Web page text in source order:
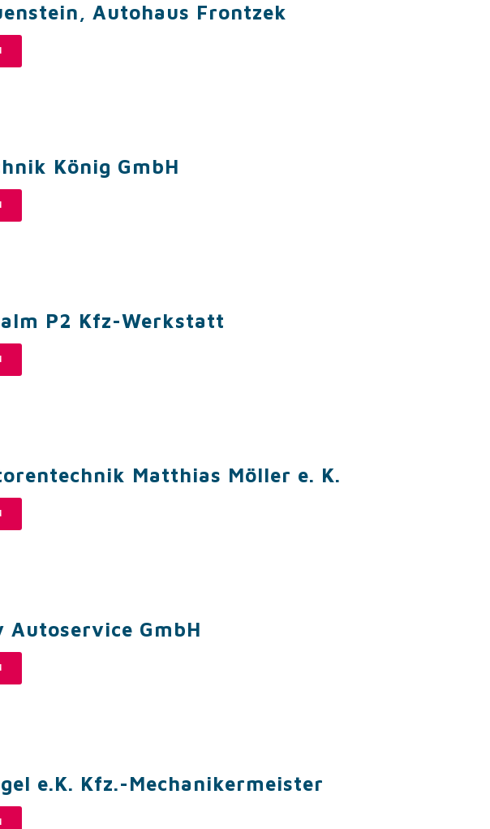
Autohaus Frontzek
König GmbH
P2 Kfz-Werkstatt
Matthias Möller e. K.
Autoservice GmbH
e.K. Kfz.-Mechanikermeister